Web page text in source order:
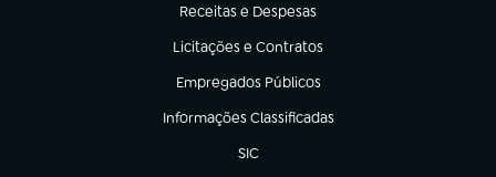
Receitas e Despesas
(abre em nova aba)
Licitações e Contratos
(abre em nova aba)
Empregados Públicos
(abre em nova aba)
Informações Classificadas
(abre em nova aba)
SIC
(abre em nova aba)